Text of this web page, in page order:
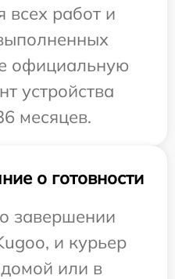
всех работ и
официальную
устройства
месяцев.
о готовности
завершении
и курьер
или в